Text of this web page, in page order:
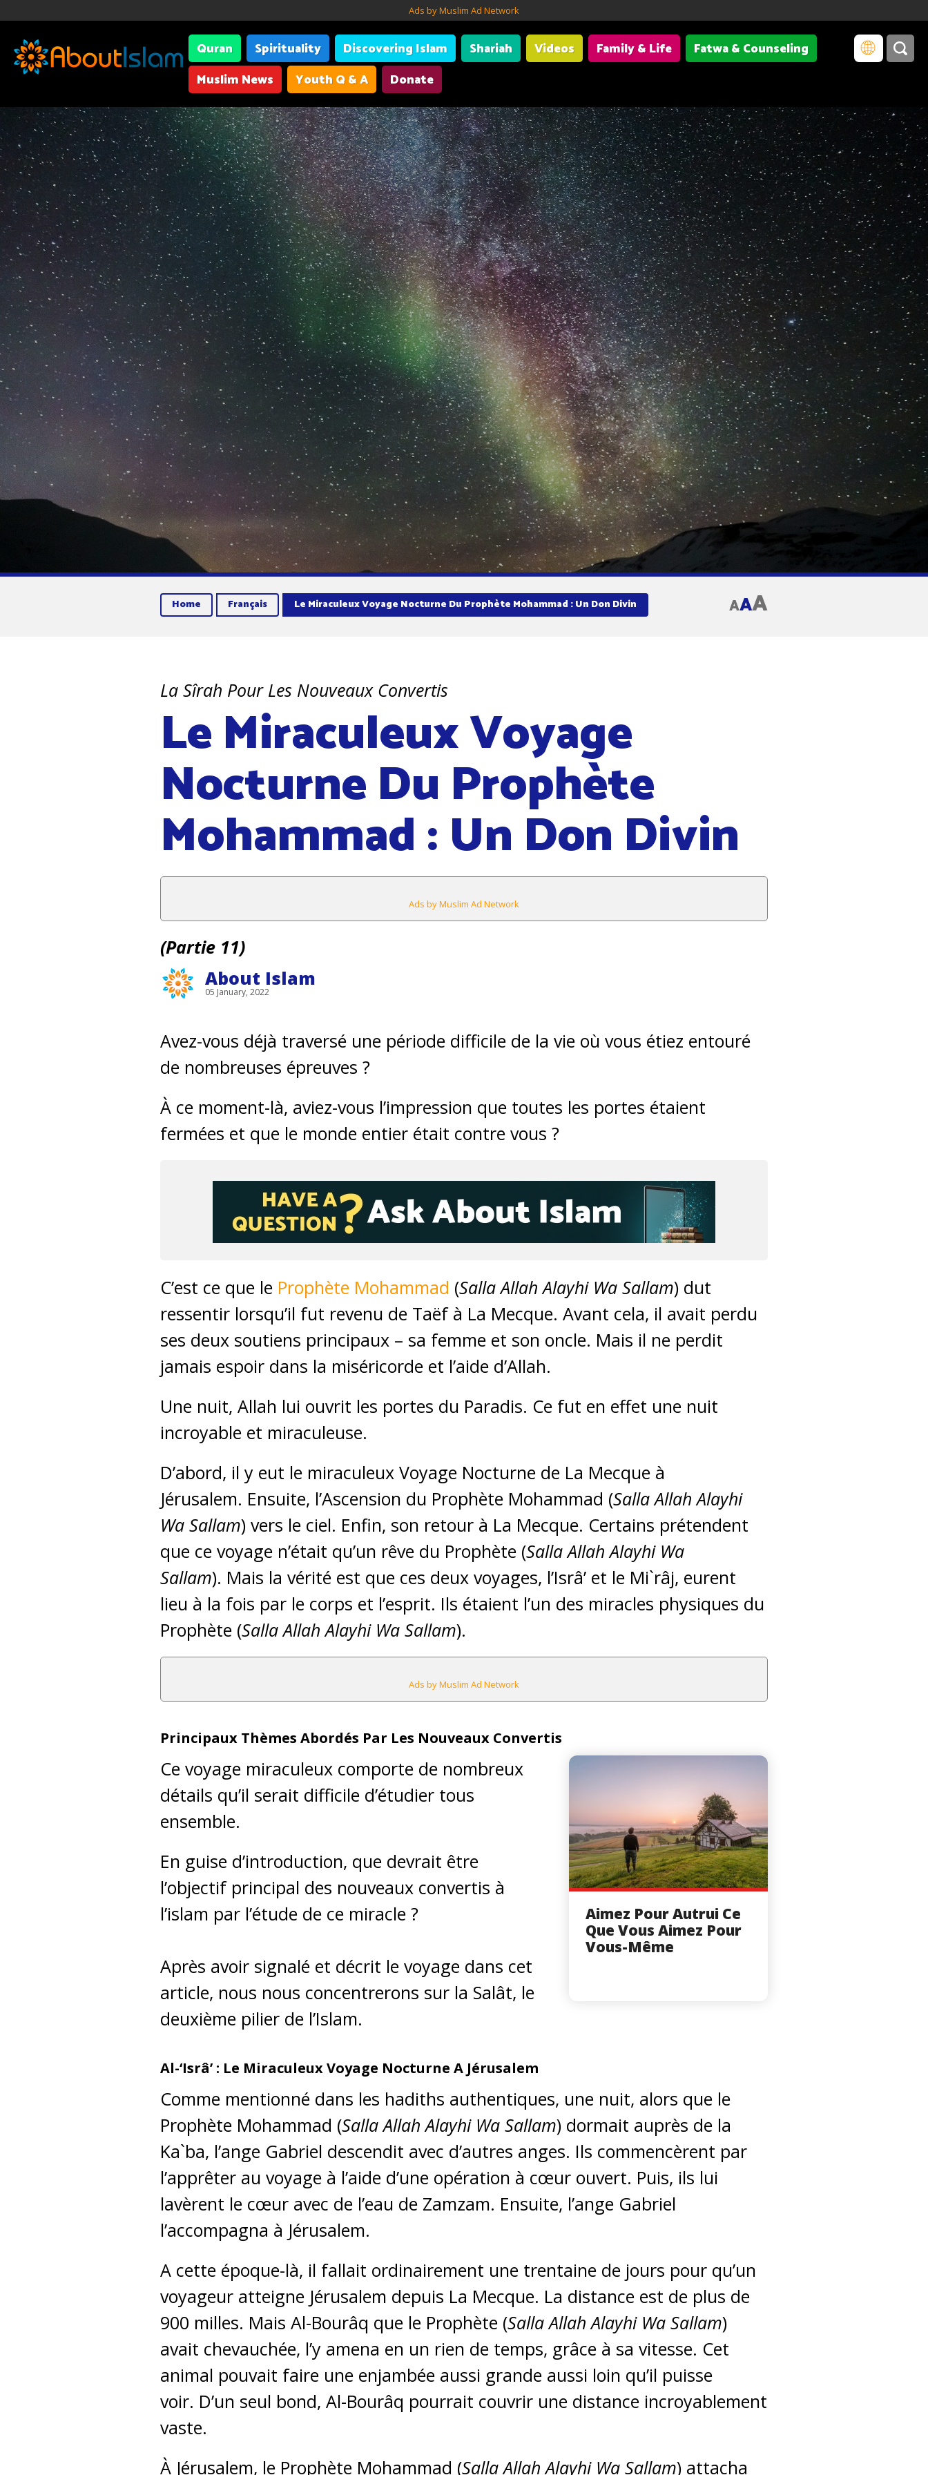
Ads by Muslim Ad Network
Quran Spirituality Discovering Islam Shariah Videos Family & Life
Fatwa & Counseling
Muslim News
Youth Q & A Donate
Home Français Le Miraculeux Voyage Nocturne Du Prophète Mohammad : Un Don Divin AAA
La Sîrah Pour Les Nouveaux Convertis
Le Miraculeux Voyage
Nocturne Du Prophète
Mohammad : Un Don Divin
Ads by Muslim Ad Network
(Partie 11)
About Islam
05 January, 2022
Avez-vous déjà traversé une période difficile de la vie où vous étiez entouré
de nombreuses épreuves ?
À ce moment-là, aviez-vous l’impression que toutes les portes étaient
fermées et que le monde entier était contre vous ?
C’est ce que le Prophète Mohammad (Salla Allah Alayhi Wa Sallam) dut
ressentir lorsqu’il fut revenu de Taëf à La Mecque. Avant cela, il avait perdu
ses deux soutiens principaux – sa femme et son oncle. Mais il ne perdit
jamais espoir dans la miséricorde et l’aide d’Allah.
Une nuit, Allah lui ouvrit les portes du Paradis. Ce fut en effet une nuit
incroyable et miraculeuse.
D’abord, il y eut le miraculeux Voyage Nocturne de La Mecque à
Jérusalem. Ensuite, l’Ascension du Prophète Mohammad (Salla Allah Alayhi
Wa Sallam) vers le ciel. Enfin, son retour à La Mecque. Certains prétendent
que ce voyage n’était qu’un rêve du Prophète (Salla Allah Alayhi Wa
Sallam). Mais la vérité est que ces deux voyages, l’Isrâ’ et le Mi`râj, eurent
lieu à la fois par le corps et l’esprit. Ils étaient l’un des miracles physiques du
Prophète (Salla Allah Alayhi Wa Sallam).
Ads by Muslim Ad Network
Principaux Thèmes Abordés Par Les Nouveaux Convertis
Aimez Pour Autrui Ce
Que Vous Aimez Pour
Vous-Même
Ce voyage miraculeux comporte de nombreux
détails qu’il serait difficile d’étudier tous
ensemble.
En guise d’introduction, que devrait être
l’objectif principal des nouveaux convertis à
l’islam par l’étude de ce miracle ?
Après avoir signalé et décrit le voyage dans cet
article, nous nous concentrerons sur la Salât, le
deuxième pilier de l’Islam.
Al-‘Isrâ’ : Le Miraculeux Voyage Nocturne A Jérusalem
Comme mentionné dans les hadiths authentiques, une nuit, alors que le
Prophète Mohammad (Salla Allah Alayhi Wa Sallam) dormait auprès de la
Ka`ba, l’ange Gabriel descendit avec d’autres anges. Ils commencèrent par
l’apprêter au voyage à l’aide d’une opération à cœur ouvert. Puis, ils lui
lavèrent le cœur avec de l’eau de Zamzam. Ensuite, l’ange Gabriel
l’accompagna à Jérusalem.
A cette époque-là, il fallait ordinairement une trentaine de jours pour qu’un
voyageur atteigne Jérusalem depuis La Mecque. La distance est de plus de
900 milles. Mais Al-Bourâq que le Prophète (Salla Allah Alayhi Wa Sallam)
avait chevauchée, l’y amena en un rien de temps, grâce à sa vitesse. Cet
animal pouvait faire une enjambée aussi grande aussi loin qu’il puisse
voir. D’un seul bond, Al-Bourâq pourrait couvrir une distance incroyablement
vaste.
À Jérusalem, le Prophète Mohammad (Salla Allah Alayhi Wa Sallam) attacha